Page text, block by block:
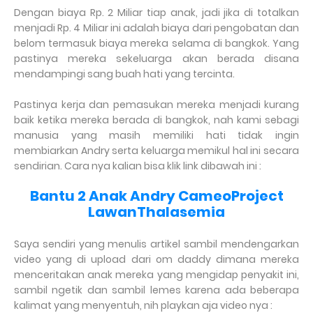
Dengan biaya Rp. 2 Miliar tiap anak, jadi jika di totalkan
menjadi Rp. 4 Miliar ini adalah biaya dari pengobatan dan
belom termasuk biaya mereka selama di bangkok. Yang
pastinya mereka sekeluarga akan berada disana
mendampingi sang buah hati yang tercinta.
Pastinya kerja dan pemasukan mereka menjadi kurang
baik ketika mereka berada di bangkok, nah kami sebagi
manusia yang masih memiliki hati tidak ingin
membiarkan Andry serta keluarga memikul hal ini secara
sendirian. Cara nya kalian bisa klik link dibawah ini :
Bantu 2 Anak Andry CameoProject
LawanThalasemia
Saya sendiri yang menulis artikel sambil mendengarkan
video yang di upload dari om daddy dimana mereka
menceritakan anak mereka yang mengidap penyakit ini,
sambil ngetik dan sambil lemes karena ada beberapa
kalimat yang menyentuh, nih playkan aja video nya :